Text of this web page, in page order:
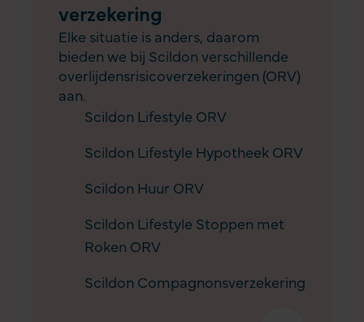
verzekering
Elke situatie is anders, daarom
bieden we bij Scildon verschillende
overlijdensrisico­verzekeringen (ORV)
aan.
Scildon Lifestyle ORV
Scildon Lifestyle Hypotheek ORV
Scildon Huur ORV
Scildon Lifestyle Stoppen met
Roken ORV
Scildon Compagnonsverzekering